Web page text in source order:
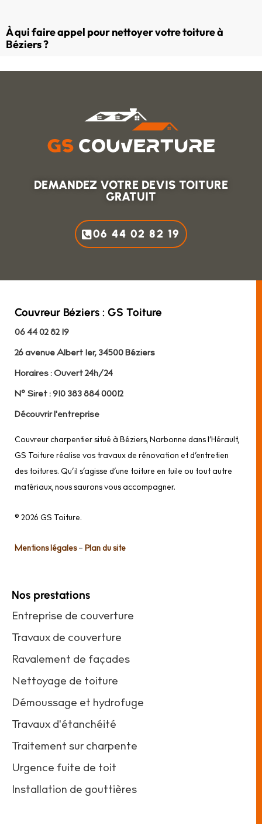
À qui faire appel pour nettoyer votre toiture à
Béziers ?
DEMANDEZ VOTRE DEVIS TOITURE
GRATUIT
06 44 02 82 19
Couvreur Béziers : GS Toiture
06 44 02 82 19
26 avenue Albert 1er, 34500 Béziers
Horaires : Ouvert 24h/24
N° Siret : 910 383 884 00012
Découvrir l'entreprise
Couvreur charpentier situé à Béziers, Narbonne dans l’Hérault,
GS Toiture réalise vos travaux de rénovation et d’entretien
des toitures. Qu’il s’agisse d’une toiture en tuile ou tout autre
matériaux, nous saurons vous accompagner.
© 2026 GS Toiture.
Mentions légales– Plan du site
Nos prestations
Entreprise de couverture
Travaux de couverture
Ravalement de façades
Nettoyage de toiture
Démoussage et hydrofuge
Travaux d'étanchéité
Traitement sur charpente
Urgence fuite de toit
Installation de gouttières